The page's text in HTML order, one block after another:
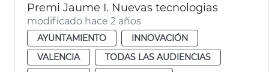
Premi Jaume I. Nuevas tecnologias
modificado hace 2 años
AYUNTAMIENTO
INNOVACIÓN
VALENCIA
TODAS LAS AUDIENCIAS